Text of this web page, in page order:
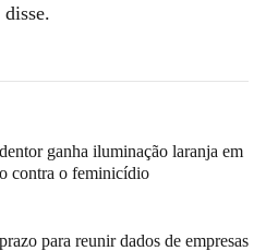
ganha iluminação laranja em
contra o feminicídio
para reunir dados de empresas